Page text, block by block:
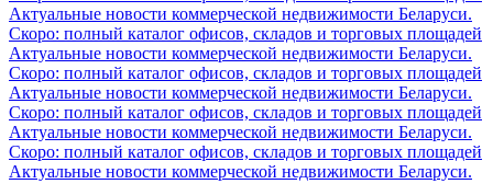
Актуальные новости коммерческой недвижимости Беларуси.
Скоро: полный каталог офисов, складов и торговых площадей
Актуальные новости коммерческой недвижимости Беларуси.
Скоро: полный каталог офисов, складов и торговых площадей
Актуальные новости коммерческой недвижимости Беларуси.
Скоро: полный каталог офисов, складов и торговых площадей
Актуальные новости коммерческой недвижимости Беларуси.
Скоро: полный каталог офисов, складов и торговых площадей
Актуальные новости коммерческой недвижимости Беларуси.